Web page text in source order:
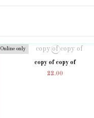
Online only
copy of copy of
22.00